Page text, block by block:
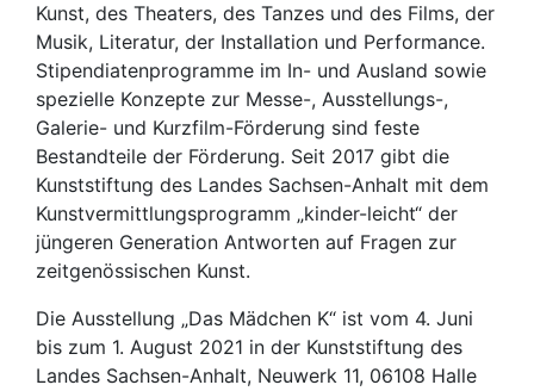
Kunst, des Theaters, des Tanzes und des Films, der
Musik, Literatur, der Installation und Performance.
Stipendiatenprogramme im In- und Ausland sowie
spezielle Konzepte zur Messe-, Ausstellungs-,
Galerie- und Kurzfilm-Förderung sind feste
Bestandteile der Förderung. Seit 2017 gibt die
Kunststiftung des Landes Sachsen-Anhalt mit dem
Kunstvermittlungsprogramm „kinder-leicht“ der
jüngeren Generation Antworten auf Fragen zur
zeitgenössischen Kunst.
Die Ausstellung „Das Mädchen K“ ist vom 4. Juni
bis zum 1. August 2021 in der Kunststiftung des
Landes Sachsen-Anhalt, Neuwerk 11, 06108 Halle